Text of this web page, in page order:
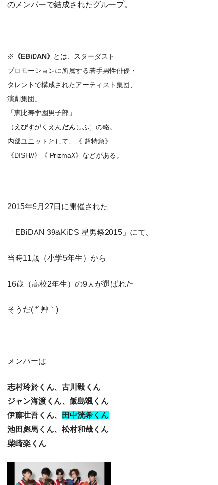
のメンバーで結成されたグループ。
※ 《EBiDAN》 とは、スターダスト
プロモーションに所属する若手男性俳優・
タレントで構成されたアーティスト集団、
演劇集団。
「恵比寿学園男子部」
（ えびすがくえんだんしぶ）の略。
内部ユニットとして、《 超特急》
《DISH//》《 PrizmaX》などがある。
2015年9月27日に開催された
「EBiDAN 39&KiDS 星男祭2015」にて、
当時11歳（小学5年生）から
16歳（高校2年生）の9人が選ばれた
そうだ( *´艸｀)
メンバーは
志村玲於くん、古川毅くん
ジャン海渡くん、飯島颯くん
伊藤壮吾くん、
田中洸希くん
池田彪馬くん、松村和哉くん
柴崎楽くん